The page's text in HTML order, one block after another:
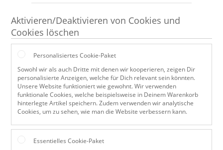
Aktivieren/Deaktivieren von Cookies und
Cookies löschen
Personalisiertes Cookie-Paket
Sowohl wir als auch Dritte mit denen wir kooperieren, zeigen Dir
personalisierte Anzeigen, welche für Dich relevant sein könnten.
Unsere Website funktioniert wie gewohnt. Wir verwenden
funktionale Cookies, welche beispielsweise in Deinem Warenkorb
hinterlegte Artikel speichern. Zudem verwenden wir analytische
Cookies, um zu sehen, wie man die Website verbessern kann.
Essentielles Cookie-Paket